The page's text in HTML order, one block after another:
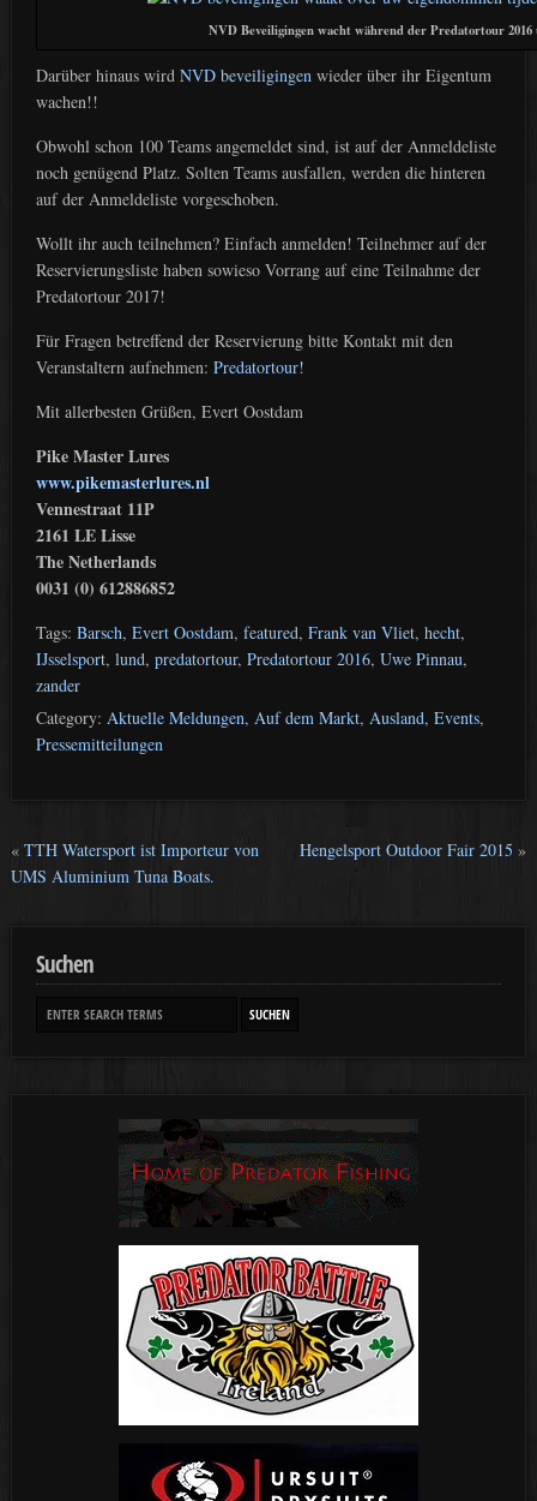
NVD Beveiligingen wacht während der Predatortour
Darüber hinaus wird NVD beveiligingen wieder über ihr Eigentum
wachen!!
Obwohl schon 100 Teams angemeldet sind, ist auf der Anmeldeliste
noch genügend Platz. Solten Teams ausfallen, werden die hinteren
auf der Anmeldeliste vorgeschoben.
Wollt ihr auch teilnehmen? Einfach anmelden! Teilnehmer auf der
Reservierungsliste haben sowieso Vorrang auf eine Teilnahme der
Predatortour 2017!
Für Fragen betreffend der Reservierung bitte Kontakt mit den
Veranstaltern aufnehmen: Predatortour!
Mit allerbesten Grüßen, Evert Oostdam
Pike Master Lures
www.pikemasterlures.nl
Vennestraat 11P
2161 LE Lisse
The Netherlands
0031 (0) 612886852
Tags: Barsch, Evert Oostdam, featured, Frank van Vliet, hecht,
IJsselsport, lund, predatortour, Predatortour 2016, Uwe Pinnau,
zander
Category: Aktuelle Meldungen, Auf dem Markt, Ausland, Events,
Pressemitteilungen
« TTH Watersport ist Importeur von
UMS Aluminium Tuna Boats.
Hengelsport Outdoor Fair 2015 »
Suchen